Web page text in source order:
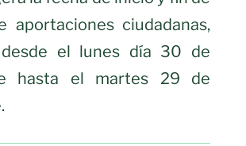
aportaciones ciudadanas,
el lunes día 30 de
hasta el martes 29 de